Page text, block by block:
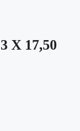
X 17,50